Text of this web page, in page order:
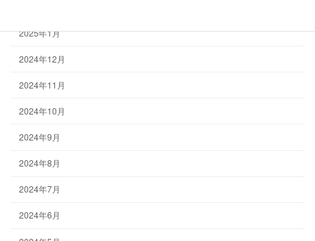
2025年1月
2024年12月
2024年11月
2024年10月
2024年9月
2024年8月
2024年7月
2024年6月